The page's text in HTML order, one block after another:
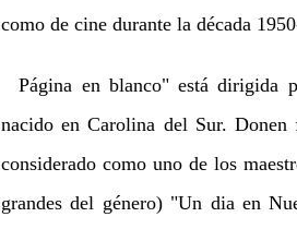
como de cine durante la década
Página en blanco" está dirigida
nacido en Carolina del Sur.
considerado como uno de los
grandes del género) "Un dia en